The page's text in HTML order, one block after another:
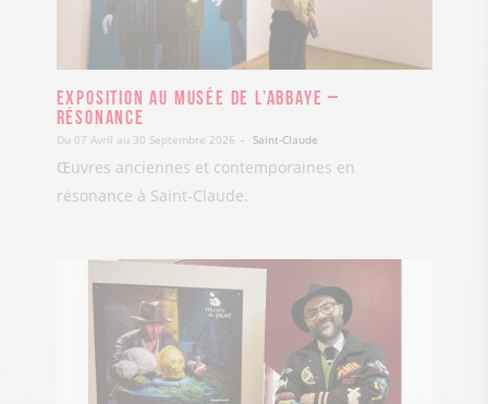
Exposition au Musée de l’Abbaye –
Résonance
Du 07 Avril au 30 Septembre 2026 Saint-Claude
Œuvres anciennes et contemporaines en
résonance à Saint-Claude.